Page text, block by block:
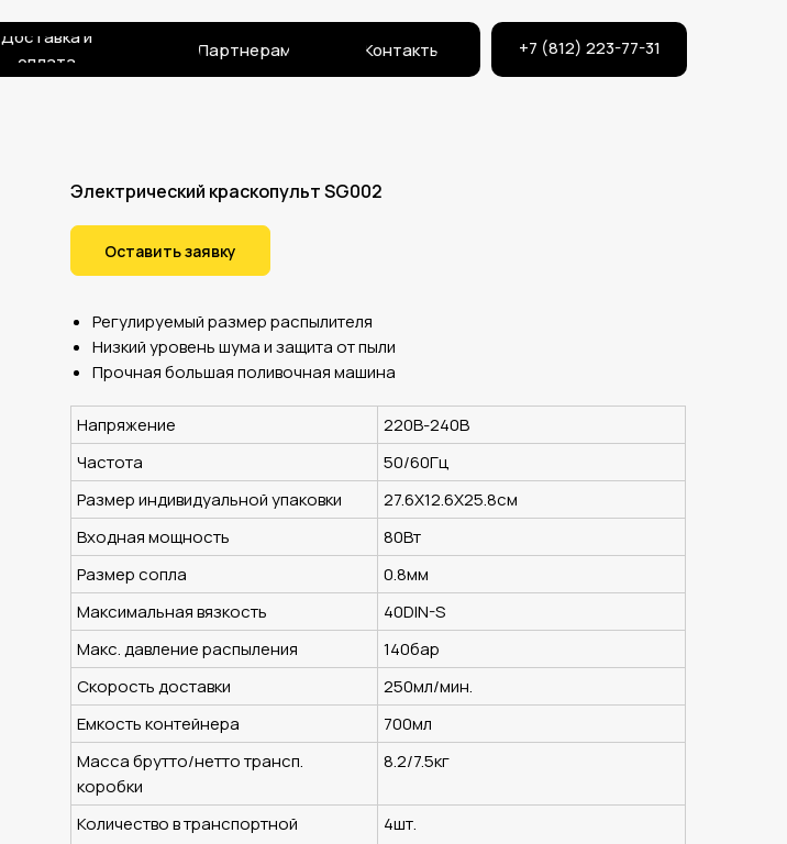
+7 (812) 223-77-31
Доставка и
оплата
Партнерам Контакты
Электрический краскопульт SG002
Оставить заявку
Регулируемый размер распылителя
Низкий уровень шума и защита от пыли
Прочная большая поливочная машина
Напряжение
220В-240В
Частота
50/60Гц
Размер индивидуальной упаковки
27.6Х12.6Х25.8см
Входная мощность
80Вт
Размер сопла
0.8мм
Максимальная вязкость
40DIN-S
Макс. давление распыления
140бар
Скорость доставки
250мл/мин.
Емкость контейнера
700мл
Масса брутто/нетто трансп.
коробки
8.2/7.5кг
Количество в транспортной
4шт.